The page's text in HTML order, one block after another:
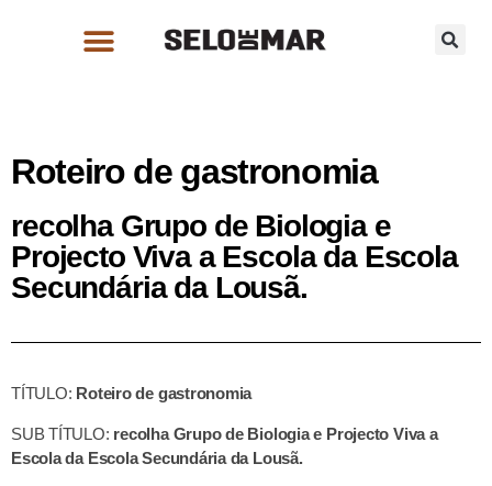
Roteiro de gastronomia
recolha Grupo de Biologia e
Projecto Viva a Escola da Escola
Secundária da Lousã.
TÍTULO: Roteiro de gastronomia
SUB TÍTULO: recolha Grupo de Biologia e Projecto Viva a
Escola da Escola Secundária da Lousã.